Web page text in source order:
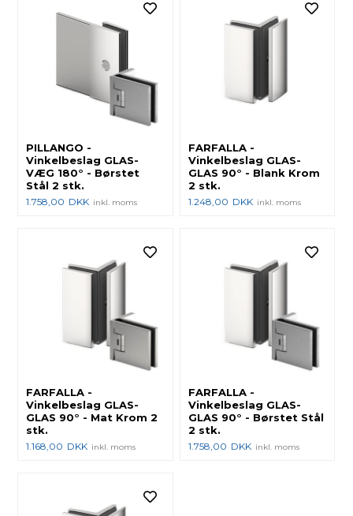
PILLANGO -
Vinkelbeslag GLAS-
VÆG 180° - Børstet
Stål 2 stk.
1.758,00 DKK inkl. moms
FARFALLA -
Vinkelbeslag GLAS-
GLAS 90° - Blank Krom
2 stk.
1.248,00 DKK inkl. moms
FARFALLA -
Vinkelbeslag GLAS-
GLAS 90° - Mat Krom 2
stk.
1.168,00 DKK inkl. moms
FARFALLA -
Vinkelbeslag GLAS-
GLAS 90° - Børstet Stål
2 stk.
1.758,00 DKK inkl. moms